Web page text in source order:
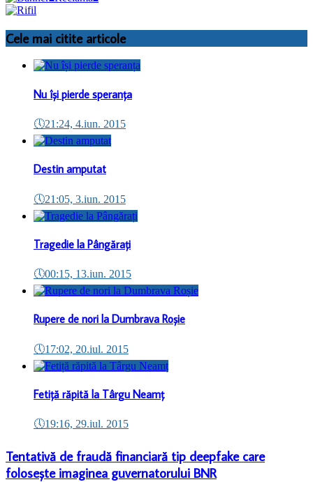
Cele mai citite articole
Nu își pierde speranța
🕔21:24, 4.iun. 2015
Destin amputat
🕔21:05, 3.iun. 2015
Tragedie la Pângărați
🕔00:15, 13.iun. 2015
Rupere de nori la Dumbrava Roșie
🕔17:02, 20.iul. 2015
Fetiță răpită la Târgu Neamț
🕔19:16, 29.iul. 2015
Tentativă de fraudă financiară tip deepfake care
folosește imaginea guvernatorului BNR